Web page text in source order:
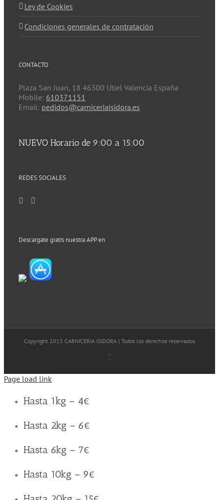
Ley de Cookies
Condiciones generales de contratación
CONTACTO
Plaza San Juan, 18 46300 Utiel Valencia España
Mobile: 610371151
Email: pedidos@carniceriaisidora.es
NUEVO Horario de 9:00 a 15:00
REDES SOCIALES
Descargate gratis nuestra APP en
Copyright 2015 CARNICERIA ISIDORA | Todos los derechos reservados
Page load link
Hasta 1kg – 4€
Hasta 2kg – 6€
Hasta 6kg – 7€
Hasta 10kg – 9€